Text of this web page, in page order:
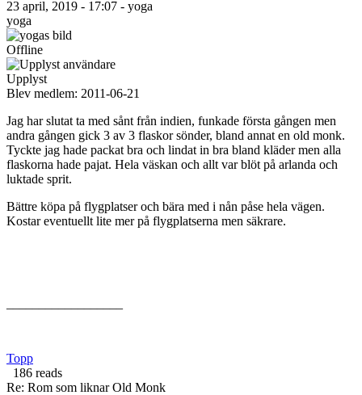
23 april, 2019 - 17:07 - yoga
yoga
Offline
Upplyst
Blev medlem: 2011-06-21
Jag har slutat ta med sånt från indien, funkade första gången men
andra gången gick 3 av 3 flaskor sönder, bland annat en old monk.
Tyckte jag hade packat bra och lindat in bra bland kläder men alla
flaskorna hade pajat. Hela väskan och allt var blöt på arlanda och
luktade sprit.
Bättre köpa på flygplatser och bära med i nån påse hela vägen.
Kostar eventuellt lite mer på flygplatserna men säkrare.
Topp
186 reads
Re: Rom som liknar Old Monk